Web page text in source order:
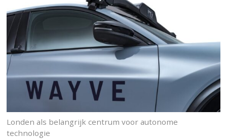
Londen als belangrijk centrum voor autonome
technologie